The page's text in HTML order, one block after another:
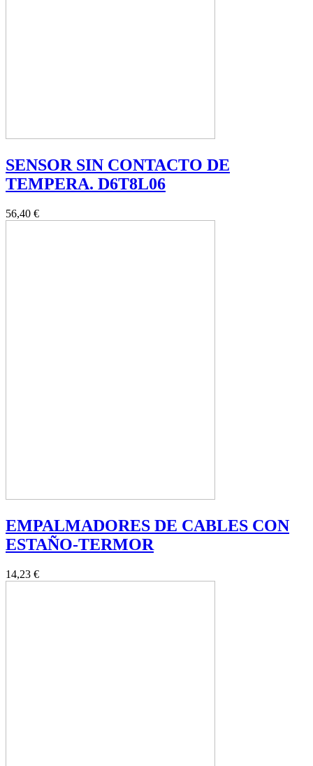
SENSOR SIN CONTACTO DE
TEMPERA. D6T8L06
56,40 €
EMPALMADORES DE CABLES CON
ESTAÑO-TERMOR
14,23 €